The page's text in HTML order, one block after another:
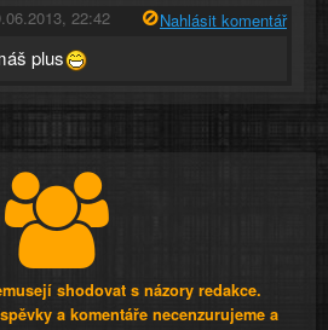
22:42 Nahlásit komentář
plus
shodovat s názory redakce.
a komentáře necenzurujeme a